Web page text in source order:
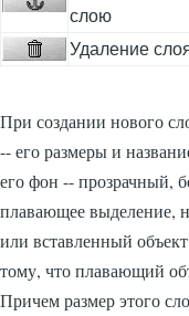
слою
Удаление
При создании нового
-- его размеры и
его фон -- прозрачный,
плавающее выделение,
или вставленный
тому, что плавающий
Причем размер этого